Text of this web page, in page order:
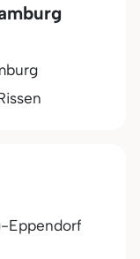
Eppendorf